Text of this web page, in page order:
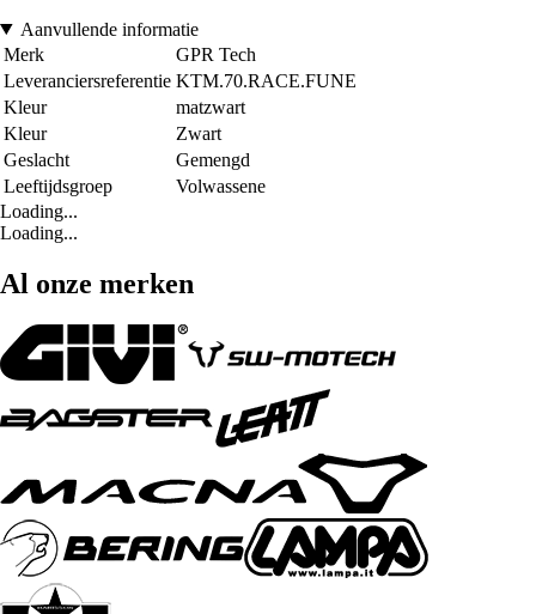
Aanvullende informatie
Merk
GPR Tech
Leveranciersreferentie KTM.70.RACE.FUNE
Kleur
matzwart
Kleur
Zwart
Geslacht
Gemengd
Leeftijdsgroep
Volwassene
Loading...
Loading...
Al onze merken